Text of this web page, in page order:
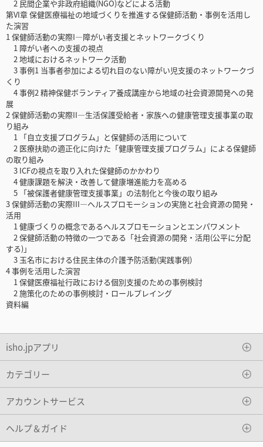
2 民間企業や非政府組織(NGO)などによる活動
第VI章 保健医療福祉の地域づくりを推進する保健師活動・事例を活用し
た演習
1 保健師活動の実際I―障がい者支援とネットワークづくり
1 障がい者への支援の視点
2 地域におけるネットワーク活動
3 事例1 当事者参加による切れ目のない障がい児支援のネットワークづ
くり
4 事例2 精神保健ボランティア養成講座から地域の社会資源開発への発
展
2 保健師活動の実際II―生活保護受給者・家族への健康管理支援事業の取
り組み
1 「自立支援プログラム」と保健師の活用について
2 医療扶助の適正化に向けた「健康管理支援プログラム」による保健師
の取り組み
3 ICFの視点を取り入れた保健師のかかわり
4 健康課題を解決・改善して健康増進能力を高める
5 「被保護者健康管理支援事業」の法制化と今後の取り組み
3 保健師活動の実際III―ヘルスプロモーションの実施と社会資源の開発・
活用
1 健康づくりの概念であるヘルスプロモーションとエンパワメント
2 保健師活動の特徴の一つである「社会資源の開発・活用(公平に分配
する)」
3 玉名市における住民主体の介護予防活動(実践事例)
4 事例を活用した演習
1 保健医療福祉行政における個別支援のための事例検討
2 施策化のための事例検討・ロールプレイング
資料編
isho.jpアプリ
カテゴリー
アカウントサービス
ヘルプ＆ガイド